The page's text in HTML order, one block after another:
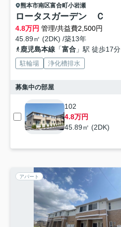
熊本市南区富合町小岩瀬
ロータスガーデン Ｃ
4.8万円 管理/共益費2,500円
45.89㎡ (2DK) /築13年
鹿児島本線「富合」駅 徒歩17分
駐輪場 浄化槽排水
募集中の部屋
102
4.8万円
45.89㎡ (2DK)
アパート